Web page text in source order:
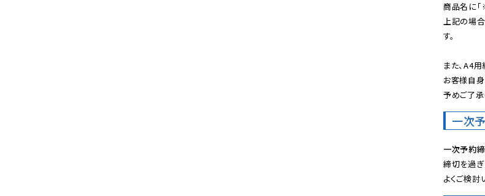
商品名に
上記の場合
す。
また、A4
お客様自身
予めご了承
一次
一次予約
締切を過
よくご検討